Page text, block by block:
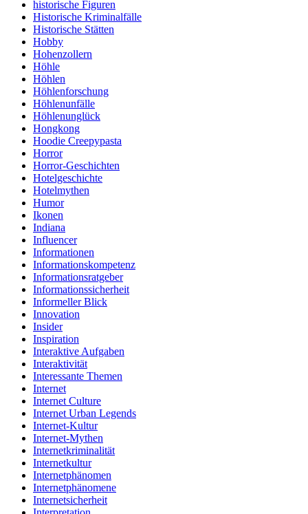
historische Figuren
Historische Kriminalfälle
Historische Stätten
Hobby
Hohenzollern
Höhle
Höhlen
Höhlenforschung
Höhlenunfälle
Höhlenunglück
Hongkong
Hoodie Creepypasta
Horror
Horror-Geschichten
Hotelgeschichte
Hotelmythen
Humor
Ikonen
Indiana
Influencer
Informationen
Informationskompetenz
Informationsratgeber
Informationssicherheit
Informeller Blick
Innovation
Insider
Inspiration
Interaktive Aufgaben
Interaktivität
Interessante Themen
Internet
Internet Culture
Internet Urban Legends
Internet-Kultur
Internet-Mythen
Internetkriminalität
Internetkultur
Internetphänomen
Internetphänomene
Internetsicherheit